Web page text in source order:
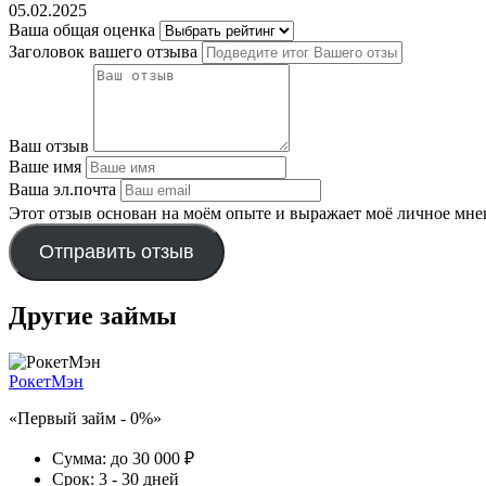
05.02.2025
Ваша общая оценка
Заголовок вашего отзыва
Ваш отзыв
Ваше имя
Ваша эл.почта
Этот отзыв основан на моём опыте и выражает моё личное
Отправить отзыв
Другие займы
РокетМэн
«Первый займ - 0%»
Сумма: до 30 000 ₽
Срок: 3 - 30 дней